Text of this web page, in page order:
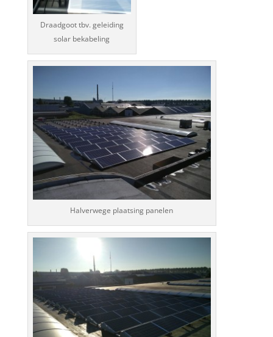
Draadgoot tbv. geleiding
solar bekabeling
Halverwege plaatsing panelen